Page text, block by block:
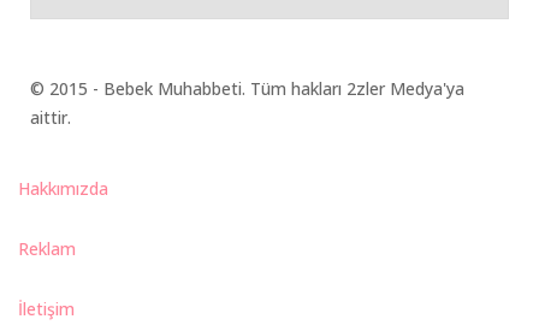
© 2015 - Bebek Muhabbeti. Tüm hakları 2zler Medya'ya
aittir.
Hakkımızda
Reklam
İletişim